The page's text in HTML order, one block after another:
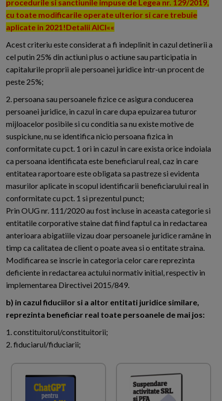
procedurile si sanctiunile impuse de Legea nr. 129/2019,
cu toate modificarile operate ulterior si care trebuie
aplicate in 2021!Detalii AICI««
Acest criteriu este considerat a fi indeplinit in cazul detinerii a
cel putin 25% din actiuni plus o actiune sau participatia in
capitalurile proprii ale persoanei juridice intr-un procent de
peste 25%;
2. persoana sau persoanele fizice ce asigura conducerea
persoanei juridice, in cazul in care dupa epuizarea tuturor
mijloacelor posibile si cu conditia sa nu existe motive de
suspiciune, nu se identifica nicio persoana fizica in
conformitate cu pct. 1 ori in cazul in care exista orice indoiala
ca persoana identificata este beneficiarul real, caz in care
entitatea raportoare este obligata sa pastreze si evidenta
masurilor aplicate in scopul identificarii beneficiarului real in
conformitate cu pct. 1 si prezentul punct;
Prin OUG nr. 111/2020 au fost incluse in aceasta categorie si
entitatile corporative staine dat fiind faptul ca in redactarea
anterioara abigatiile vizau doar persoanele juridice ramâne in
timp ca calitatea de client o poate avea si o entitate straina.
Modificarea se inscrie in categoria celor care reprezinta
deficiente in redactarea actului normativ initial, respectiv in
implementarea Directivei 2015/849.
b) in cazul fiduciilor si a altor entitati juridice similare,
reprezinta beneficiar real toate persoanele de mai jos:
1. constituitorul/constituitorii;
2. fiduciarul/fiduciarii;